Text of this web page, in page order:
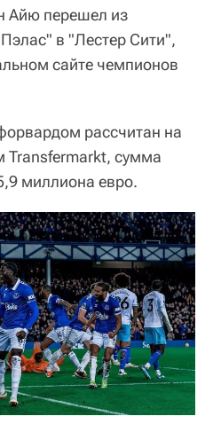
Айю перешел из
в "Лестер Сити",
сайте чемпионов
рассчитан на
Transfermarkt, сумма
миллиона евро.